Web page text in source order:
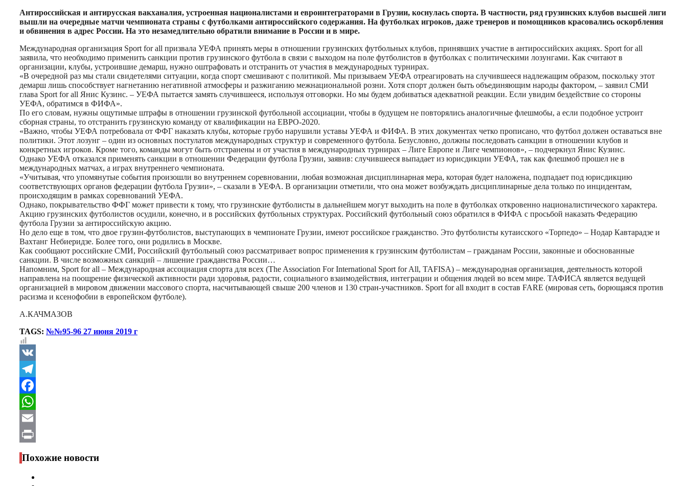
Антироссийская и антирусская вакханалия, устроенная националистами и евроинтеграторами в Грузии, коснулась спорта. В частности, ряд грузинских клубов высшей лиги
вышли на очередные матчи чемпионата страны с футболками антироссийского содержания. На футболках игроков, даже тренеров и помощников красовались оскорбления
и обвинения в адрес России. На это незамедлительно обратили внимание в России и в мире.
Международная организация Sport for all призвала УЕФА принять меры в отношении грузинских футбольных клубов, принявших участие в антироссийских акциях. Sport for all
заявила, что необходимо применить санкции против грузинского футбола в связи с выходом на поле футболистов в футболках с политическими лозунгами. Как считают в
организации, клубы, устроившие демарш, нужно оштрафовать и отстранить от участия в международных турнирах.
«В очередной раз мы стали свидетелями ситуации, когда спорт смешивают с политикой. Мы призываем УЕФА отреагировать на случившееся надлежащим образом, поскольку этот
демарш лишь способствует нагнетанию негативной атмосферы и разжиганию межнациональной розни. Хотя спорт должен быть объединяющим народы фактором, – заявил СМИ
глава Sport for all Янис Кузинс. – УЕФА пытается замять случившееся, используя отговорки. Но мы будем добиваться адекватной реакции. Если увидим бездействие со стороны
УЕФА, обратимся в ФИФА».
По его словам, нужны ощутимые штрафы в отношении грузинской футбольной ассоциации, чтобы в будущем не повторялись аналогичные флешмобы, а если подобное устроит
сборная страны, то отстранить грузинскую команду от квалификации на ЕВРО-2020.
«Важно, чтобы УЕФА потребовала от ФФГ наказать клубы, которые грубо нарушили уставы УЕФА и ФИФА. В этих документах четко прописано, что футбол должен оставаться вне
политики. Этот лозунг – один из основных постулатов международных структур и современного футбола. Безусловно, должны последовать санкции в отношении клубов и
конкретных игроков. Кроме того, команды могут быть отстранены и от участия в международных турнирах – Лиге Европе и Лиге чемпионов», – подчеркнул Янис Кузинс.
Однако УЕФА отказался применять санкции в отношении Федерации футбола Грузии, заявив: случившееся выпадает из юрисдикции УЕФА, так как флешмоб прошел не в
международных матчах, а играх внутреннего чемпионата.
«Учитывая, что упомянутые события произошли во внутреннем соревновании, любая возможная дисциплинарная мера, которая будет наложена, подпадает под юрисдикцию
соответствующих органов федерации футбола Грузии», – сказали в УЕФА. В организации отметили, что она может возбуждать дисциплинарные дела только по инцидентам,
происходящим в рамках соревнований УЕФА.
Однако, покрывательство ФФГ может привести к тому, что грузинские футболисты в дальнейшем могут выходить на поле в футболках откровенно националистического характера.
Акцию грузинских футболистов осудили, конечно, и в российских футбольных структурах. Российский футбольный союз обратился в ФИФА с просьбой наказать Федерацию
футбола Грузии за антироссийскую акцию.
Но дело еще в том, что двое грузин-футболистов, выступающих в чемпионате Грузии, имеют российское гражданство. Это футболисты кутаисского «Торпедо» – Нодар Кавтарадзе и
Вахтанг Небиеридзе. Более того, они родились в Москве.
Как сообщают российские СМИ, Российский футбольный союз рассматривает вопрос применения к грузинским футболистам – гражданам России, законные и обоснованные
санкции. В числе возможных санкций – лишение гражданства России…
Напомним, Sport for all – Международная ассоциация спорта для всех (The Association For International Sport for All, TAFISA) – международная организация, деятельность которой
направлена на поощрение физической активности ради здоровья, радости, социального взаимодействия, интеграции и общения людей во всем мире. ТАФИСА является ведущей
организацией в мировом движении массового спорта, насчитывающей свыше 200 членов и 130 стран-участников. Sport for all входит в состав FARE (мировая сеть, борющаяся против
расизма и ксенофобии в европейском футболе).
А.КАЧМАЗОВ
TAGS: №№95-96 27 июня 2019 г
VK
Telegram
Facebook
WhatsApp
Email
Print
Похожие новости